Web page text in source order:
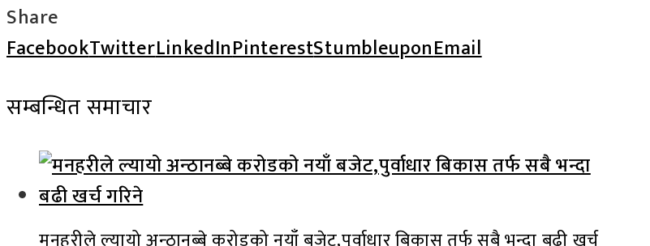
Share
FacebookTwitterLinkedInPinterestStumbleuponEmail
सम्बन्धित समाचार